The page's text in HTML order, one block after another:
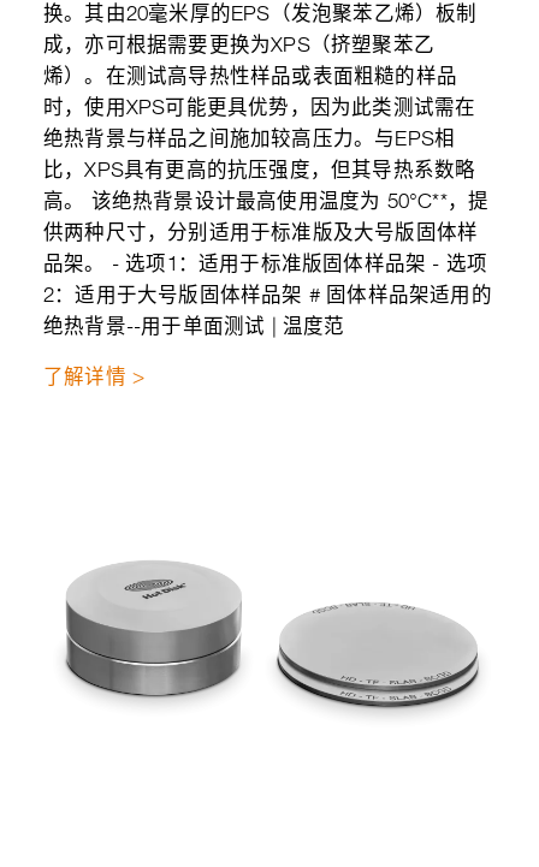
换。其由20毫米厚的EPS（发泡聚苯乙烯）板制
成，亦可根据需要更换为XPS（挤塑聚苯乙
烯）。在测试高导热性样品或表面粗糙的样品
时，使用XPS可能更具优势，因为此类测试需在
绝热背景与样品之间施加较高压力。与EPS相
比，XPS具有更高的抗压强度，但其导热系数略
高。 该绝热背景设计最高使用温度为 50°C**，提
供两种尺寸，分别适用于标准版及大号版固体样
品架。 - 选项1：适用于标准版固体样品架 - 选项
2：适用于大号版固体样品架 # 固体样品架适用的
绝热背景--用于单面测试 | 温度范
了解详情 >